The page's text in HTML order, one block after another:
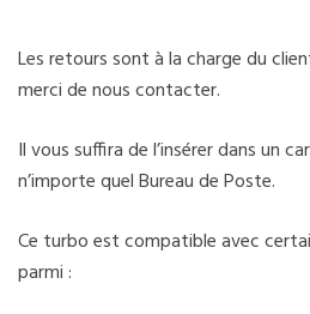
Les retours sont à la charge du
merci de nous contacter.
Il vous suffira de l’insérer dans un
n’importe quel Bureau de Poste.
Ce turbo est compatible avec
parmi :